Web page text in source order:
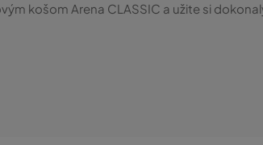
košom Arena CLASSIC a užite si